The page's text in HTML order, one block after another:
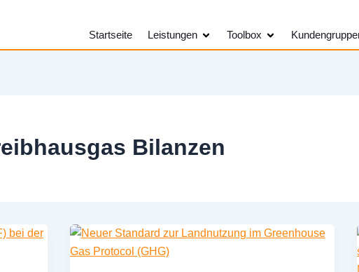
Startseite Leistungen Öffne Leistungen
Toolbox Öffne Toolbox
Bilanzen